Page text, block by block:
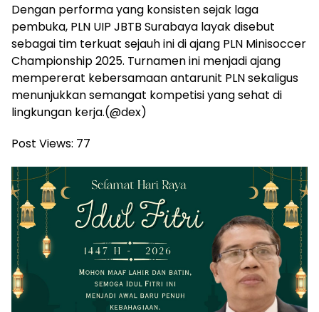
Dengan performa yang konsisten sejak laga
pembuka, PLN UIP JBTB Surabaya layak disebut
sebagai tim terkuat sejauh ini di ajang PLN Minisoccer
Championship 2025. Turnamen ini menjadi ajang
mempererat kebersamaan antarunit PLN sekaligus
menunjukkan semangat kompetisi yang sehat di
lingkungan kerja.(@dex)
Post Views: 77